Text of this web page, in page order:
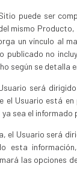
puede ser
mismo
un vínculo al
publicado no
según se detalla
será
el Usuario está
sea el
el Usuario será
esta
las opciones